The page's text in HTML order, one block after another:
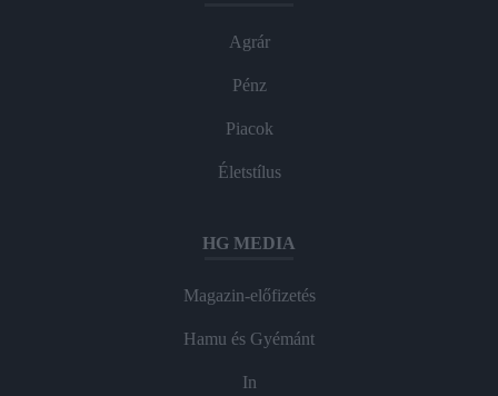
Agrár
Pénz
Piacok
Életstílus
HG MEDIA
Magazin-előfizetés
Hamu és Gyémánt
In